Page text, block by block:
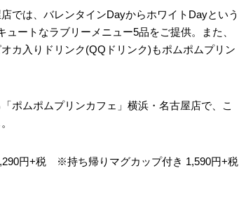
では、バレンタインDayからホワイトDayという
ートなラブリーメニュー5品をご提供。また、
カ入りドリンク(QQドリンク)もポムポムプリン
ポムポムプリンカフェ」横浜・名古屋店で、こ
円+税 ※持ち帰りマグカップ付き 1,590円+税